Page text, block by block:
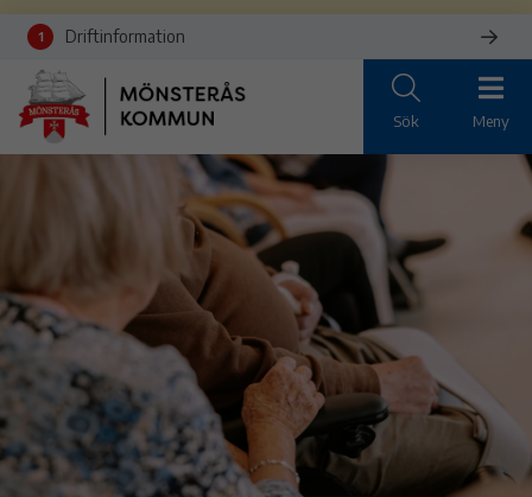
1 Driftinformation
Sök Meny